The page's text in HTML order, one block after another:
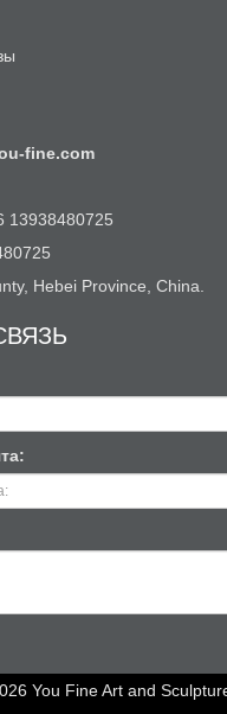
fine.com
13938480725
Hebei Province, China.
You Fine Art and